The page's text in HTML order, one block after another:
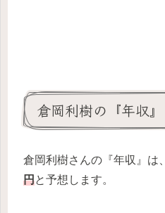
倉岡利樹の『年収』
倉岡利樹さんの『年収』は、
円と予想します。